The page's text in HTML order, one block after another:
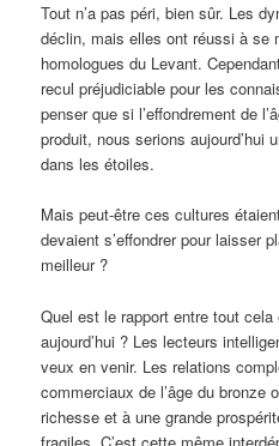
Tout n’a pas péri, bien sûr. Les
déclin, mais elles ont réussi à se
homologues du Levant.
recul préjudiciable pour les
penser que si l’effondrement de
produit, nous serions aujourd’hui
dans les étoiles.
Mais peut-être ces cultures
devaient s’effondrer pour laisser
meilleur ?
Quel est le rapport entre tout cela
aujourd’hui ? Les lecteurs
veux en venir. Les relations
commerciaux de l’âge du bronze
richesse et à une grande
fragiles. C’est cette même